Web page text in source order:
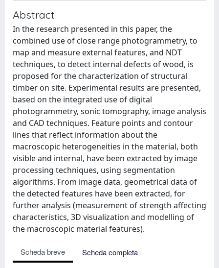
Abstract
In the research presented in this paper, the
combined use of close range photogrammetry, to
map and measure external features, and NDT
techniques, to detect internal defects of wood, is
proposed for the characterization of structural
timber on site. Experimental results are presented,
based on the integrated use of digital
photogrammetry, sonic tomography, image analysis
and CAD techniques. Feature points and contour
lines that reflect information about the
macroscopic heterogeneities in the material, both
visible and internal, have been extracted by image
processing techniques, using segmentation
algorithms. From image data, geometrical data of
the detected features have been extracted, for
further analysis (measurement of strength affecting
characteristics, 3D visualization and modelling of
the macroscopic material features).
Scheda breve
Scheda completa